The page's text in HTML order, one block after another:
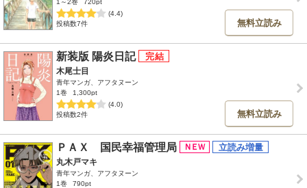
1～2巻
720pt
(4.4)
投稿数7件
無料立読み
新装版 陽炎日記
木尾士目
青年マンガ、アフタヌーン
1巻
1,300pt
(4.0)
投稿数2件
無料立読み
ＰＡＸ 国民幸福管理局
丸木戸マキ
青年マンガ、アフタヌーン
1巻
790pt